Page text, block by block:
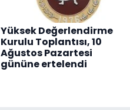
Yüksek Değerlendirme
Kurulu Toplantısı, 10
Ağustos Pazartesi
gününe ertelendi